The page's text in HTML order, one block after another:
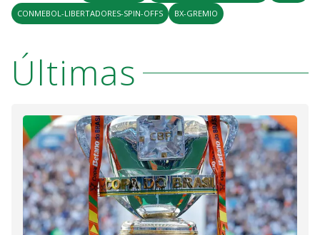
CONMEBOL-LIBERTADORES-SPIN-OFFS
BX-GREMIO
Últimas